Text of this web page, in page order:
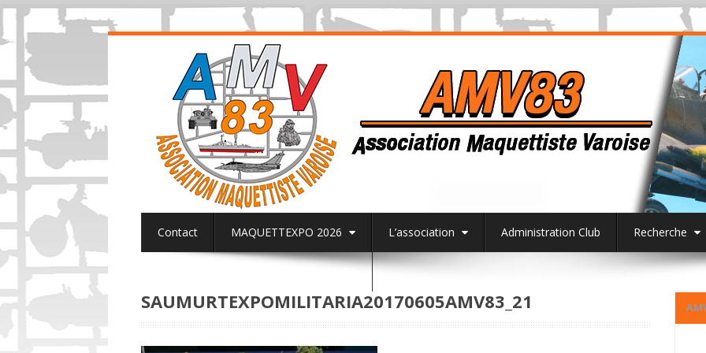
Contact MAQUETTEXPO 2026 L’association Administration Club Recherche
SAUMURTEXPOMILITARIA20170605AMV83_21